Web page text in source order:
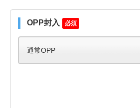
OPP封入 必須